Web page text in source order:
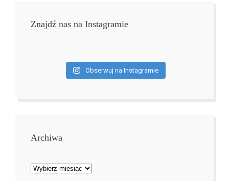
Znajdź nas na Instagramie
Obserwuj na Instagramie
Archiwa
Archiwa